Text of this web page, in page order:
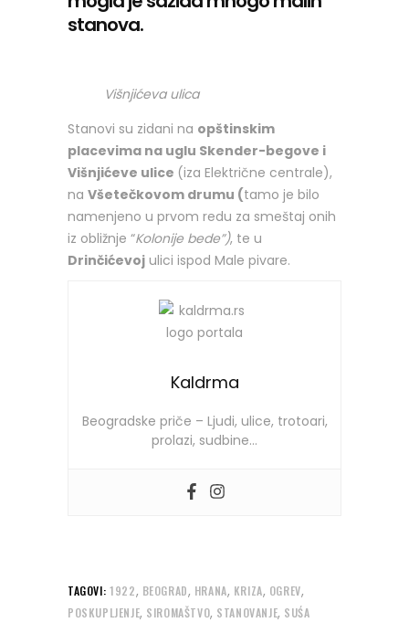
stanova.
Višnjićeva ulica
Stanovi su zidani na opštinskim
placevima na uglu Skender-begove i
Višnjićeve ulice (iza Električne centrale),
na Všetečkovom drumu (tamo je bilo
namenjeno u prvom redu za smeštaj onih
iz obližnje “Kolonije bede”), te u
Drinčićevoj ulici ispod Male pivare.
Kaldrma
Beogradske priče – Ljudi, ulice, trotoari,
prolazi, sudbine…
TAGOVI: 1922, BEOGRAD, HRANA, KRIZA, OGREV,
POSKUPLJENJE, SIROMAŠTVO, STANOVANJE, SUŚA